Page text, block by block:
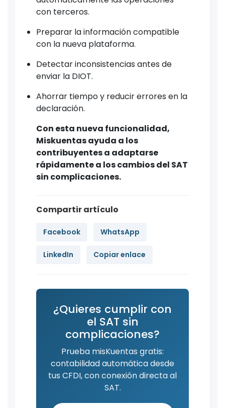
con terceros.
Preparar la información compatible
con la nueva plataforma.
Detectar inconsistencias antes de
enviar la DIOT.
Ahorrar tiempo y reducir errores en la
declaración.
Con esta nueva funcionalidad,
Miskuentas ayuda a los
contribuyentes a adaptarse
rápidamente a los cambios del SAT
sin complicaciones.
Compartir artículo
Facebook WhatsApp
LinkedIn Copiar enlace
¿Quieres cumplir con
el SAT sin
complicaciones?
Prueba misKuentas gratis:
contabilidad automática desde
tus CFDI, con conexión directa al
SAT.